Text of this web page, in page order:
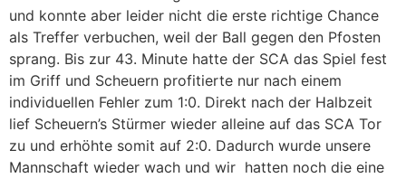
und konnte aber leider nicht die erste richtige Chance
als Treffer verbuchen, weil der Ball gegen den Pfosten
sprang. Bis zur 43. Minute hatte der SCA das Spiel fest
im Griff und Scheuern profitierte nur nach einem
individuellen Fehler zum 1:0. Direkt nach der Halbzeit
lief Scheuern’s Stürmer wieder alleine auf das SCA Tor
zu und erhöhte somit auf 2:0. Dadurch wurde unsere
Mannschaft wieder wach und wir hatten noch die eine